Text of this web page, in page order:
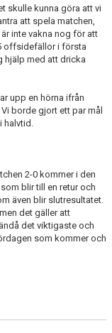
skulle kunna göra att vi
att spela matchen,
inte vakna nog för att
offsidefällor i första
hjälp med att dricka
upp en hörna ifrån
borde gjort ett par mål
halvtid.
2-0 kommer i den
blir till en retur och
även blir slutresultatet.
det gäller att
det viktigaste och
som kommer och